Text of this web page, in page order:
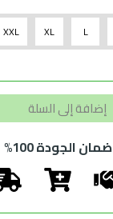
L
XL
XXL
إضافة إلى السلة
ضمان الجودة 100%